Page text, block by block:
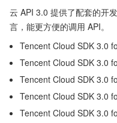
云 API 3.0 提供了配套的开
言，能更方便的调用 API。
Tencent Cloud SDK 3.0
Tencent Cloud SDK 3.0
Tencent Cloud SDK 3.0
Tencent Cloud SDK 3.0
Tencent Cloud SDK 3.0